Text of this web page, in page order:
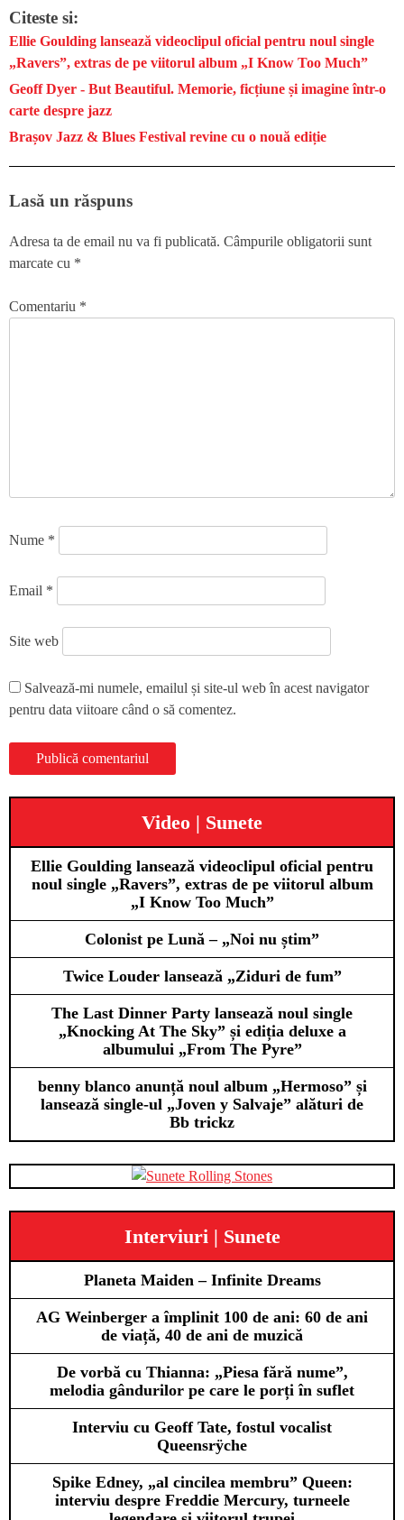
Citeste si:
Ellie Goulding lansează videoclipul oficial pentru noul single
„Ravers”, extras de pe viitorul album „I Know Too Much”
Geoff Dyer - But Beautiful. Memorie, ficțiune și imagine într-o
carte despre jazz
Brașov Jazz & Blues Festival revine cu o nouă ediție
Lasă un răspuns
Adresa ta de email nu va fi publicată. Câmpurile obligatorii sunt
marcate cu *
Comentariu *
Nume *
Email *
Site web
Salvează-mi numele, emailul și site-ul web în acest navigator
pentru data viitoare când o să comentez.
Video | Sunete
Ellie Goulding lansează videoclipul oficial pentru
noul single „Ravers”, extras de pe viitorul album
„I Know Too Much”
Colonist pe Lună – „Noi nu știm”
Twice Louder lansează „Ziduri de fum”
The Last Dinner Party lansează noul single
„Knocking At The Sky” și ediția deluxe a
albumului „From The Pyre”
benny blanco anunță noul album „Hermoso” și
lansează single-ul „Joven y Salvaje” alături de
Bb trickz
Interviuri | Sunete
Planeta Maiden – Infinite Dreams
AG Weinberger a împlinit 100 de ani: 60 de ani
de viață, 40 de ani de muzică
De vorbă cu Thianna: „Piesa fără nume”,
melodia gândurilor pe care le porți în suflet
Interviu cu Geoff Tate, fostul vocalist
Queensrÿche
Spike Edney, „al cincilea membru” Queen:
interviu despre Freddie Mercury, turneele